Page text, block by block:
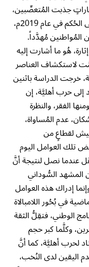
جذبت المُتعصِّبين،
وبهذا عاد مُودي من جديد إلى الحُكم في عام 2019م،
المُواطنين مُهدَّداً.
هُو ما أشارت إليه
لاستكشاف العناصر
خرجت الدراسة باثنين
إلى حرب أهليَّة، إن
الفقر، والنظرة
عدم المُساواة،
لقطاعٍ من
تلك العوامل اليوم
عندما نصل لنتيجة أنَّ
تُشكِّل 90% من المشهد السُّوداني
إدراك هذه العوامل
في بُحُور اللامبالاة
الوطني، فتقِلُّ الثقة
وكلَّما كبر حجم
لحرب أهليَّة، كما أنَّ
اليقين لدى النُخب،